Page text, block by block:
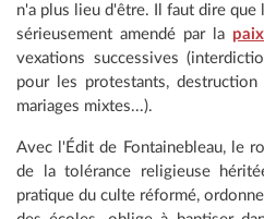
n'a plus lieu d'être. Il faut dire que
sérieusement amendé par la
vexations successives
pour les protestants,
mariages mixtes...).
Avec l'Édit de Fontainebleau, le
de la tolérance religieuse
pratique du culte réformé,